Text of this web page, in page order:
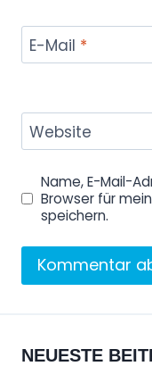
E-Mail *
Website
Name, E-Mail-
Browser für
speichern.
NEUESTE